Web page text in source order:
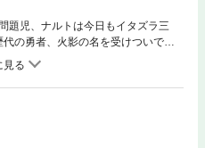
題児、ナルトは今日もイタズラ三
の勇者、火影の名を受けついで、
ナルトには出生の秘密が…!?